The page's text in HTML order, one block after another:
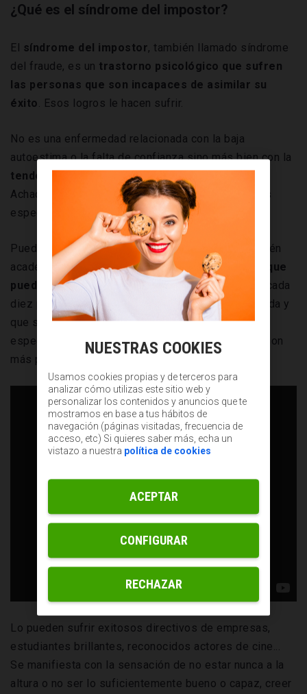
¿Qué es el síndrome del impostor?
El síndrome del impostor, también llamado síndrome
del fraude, es un trastorno psicológico que sufren
las personas que son incapaces de asimilar su
éxito. Esos logros le hacen sufrir.
No es una enfermedad relacionada con la baja
autoestima o la falta de confianza sino más bien con la
tendencia a minimizar y subestimar el éxito
Achacan el triunfo profesional a la suerte y muchos
especialistas lo vinculan al perfeccionismo.
Puede referirse a logros profesionales pero también
académicos y es un trastornomás habitual de lo que
puede parecer
. Los estudios dicen que siete de cada
diez personas lo han padecido alguna vez en su vida y
que son millones los afectados en todo el mundo,
especialmente mujeres, quizá por aquello de que son
más perfeccionistas que los hombres.
Lo pueden sufrir exitosos directivos de empresas,
estudiantes brillantes, reconocidos actores de cine...
Se manifiesta con la sensación de no estar nunca a la
altura o no ser lo suficientemente bueno o capaz, creer
NUESTRAS COOKIES
Usamos cookies propias y de terceros para
analizar cómo utilizas este sitio web y
personalizar los contenidos y anuncios que te
mostramos en base a tus hábitos de
navegación (páginas visitadas, frecuencia de
acceso, etc) Si quieres saber más, echa un
vistazo a nuestra política de cookies
RECHAZAR
ACEPTAR
CONFIGURAR